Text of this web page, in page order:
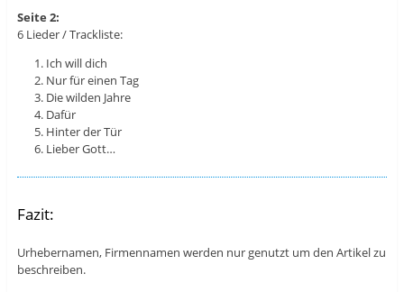
Seite 2:
6 Lieder / Trackliste:
Ich will dich
Nur für einen Tag
Die wilden Jahre
Dafür
Hinter der Tür
Lieber Gott…
Fazit:
Urhebernamen, Firmennamen werden nur genutzt um den Artikel zu
beschreiben.